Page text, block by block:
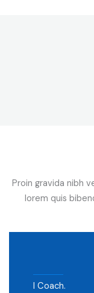
Proin gravida nibh
lorem quis
I Coach.